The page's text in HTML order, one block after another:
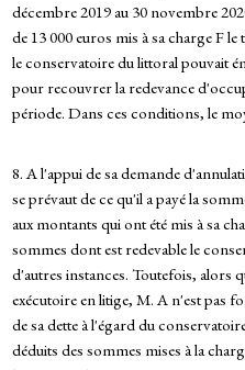
décembre 2019 au 30 novembre
de 13 000 euros mis à sa charge F
le conservatoire du littoral pouvait
pour recouvrer la redevance
période. Dans ces conditions, le
8. A l'appui de sa demande
se prévaut de ce qu'il a payé la
aux montants qui ont été mis à sa
sommes dont est redevable le
d'autres instances. Toutefois, alors
exécutoire en litige, M. A n'est pas
de sa dette à l'égard du
déduits des sommes mises à la